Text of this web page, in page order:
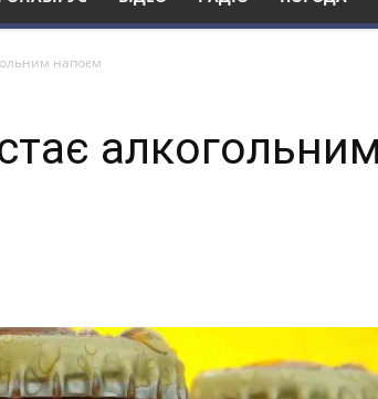
напоєм
алкогольним